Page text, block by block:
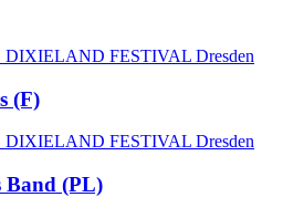
(F)
Band (PL)